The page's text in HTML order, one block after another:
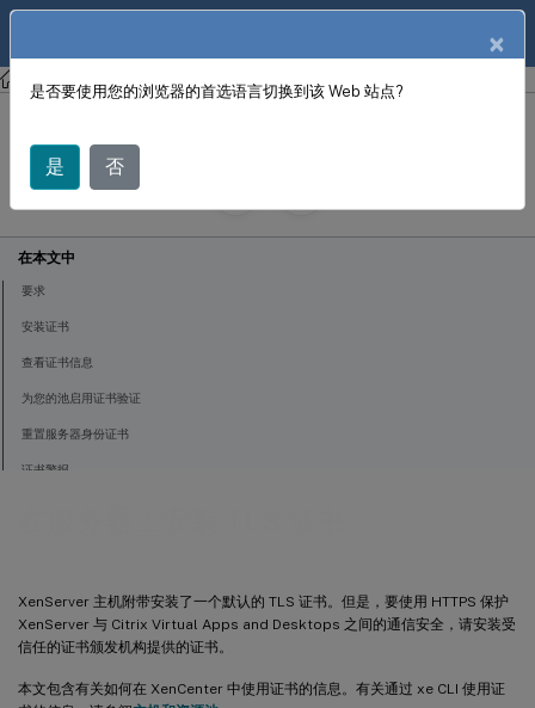
XenCenter XenCenter
XenServer 主机附带安装了一个默认的 TLS 证书。但是，要使用 HTTPS 保护
XenServer 与 Citrix Virtual Apps and Desktops 之间的通信安全，请安装受
信任的证书颁发机构提供的证书。
本文包含有关如何在 XenCenter 中使用证书的信息。有关通过 xe CLI 使用证
在服务器上安装 TLS 证书
June 18, 2024
X
在本文中
要求
安装证书
查看证书信息
为您的池启用证书验证
重置服务器身份证书
证书警报
×
是否要使用您的浏览器的首选语言切换到该 Web 站点?
是 否